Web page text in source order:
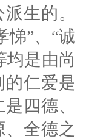
生的。
悌”、“诚
均是由尚
的仁爱是
四德、
全德之